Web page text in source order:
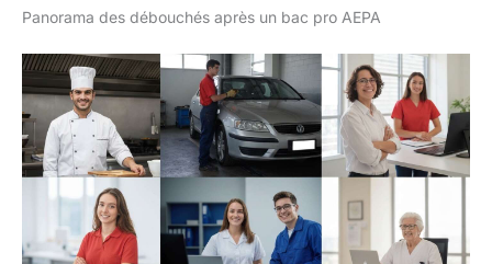
Panorama des débouchés après un bac pro AEPA